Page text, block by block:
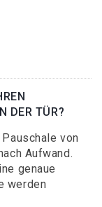
DER TÜR?
von
Aufwand.
genaue
werden